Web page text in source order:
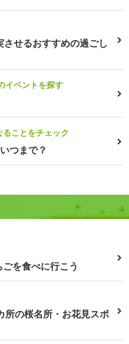
せるおすすめの過ごし
イベントを探す
ことをチェック
つまで？
を食べに行こう
所の桜名所・お花見スポ